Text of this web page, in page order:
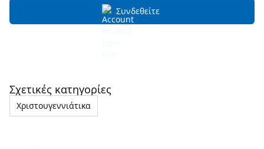
Συνδεθείτε
Σχετικές κατηγορίες
Χριστουγεννιάτικα